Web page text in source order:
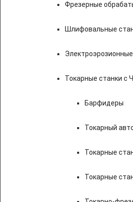
Фрезерные
Шлифовальные
Токарные станки с
Барфидеры
Токарный
Токарные
Токарные